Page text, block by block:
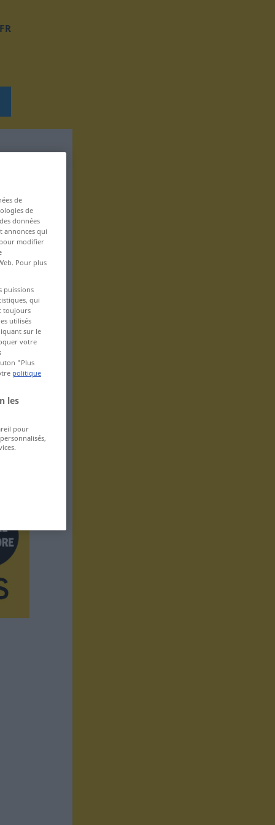
FR
de
de
données
annonces qui
modifier
Pour plus
puissions
qui
toujours
utilisés
sur le
votre
"Plus
politique
les
pour